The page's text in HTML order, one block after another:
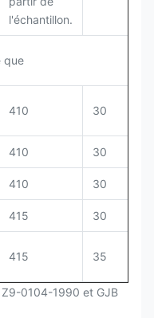
l'échantillon.
que
410 30
410 30
410 30
415 30
415 35
0104-1990 et GJB